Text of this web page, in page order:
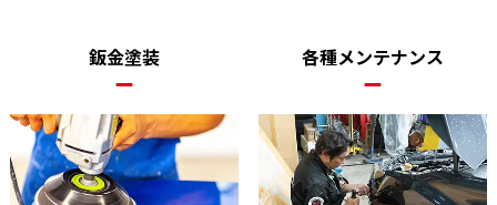
鈑金塗装 各種メンテナンス